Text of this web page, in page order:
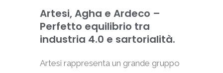
Artesi, Agha e Ardeco –
Perfetto equilibrio tra
industria 4.0 e sartorialità.
Artesi rappresenta un grande gruppo